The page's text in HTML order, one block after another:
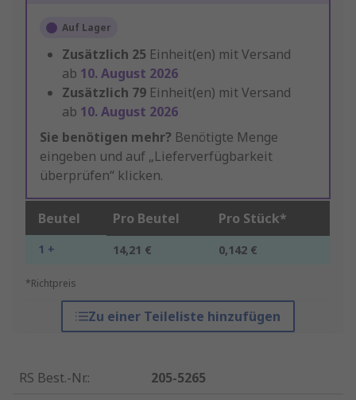
Auf Lager
Zusätzlich 25 Einheit(en) mit Versand
ab 10. August 2026
Zusätzlich 79 Einheit(en) mit Versand
ab 10. August 2026
Sie benötigen mehr? Benötigte Menge
eingeben und auf „Lieferverfügbarkeit
überprüfen“ klicken.
Beutel Pro Beutel Pro Stück*
1 + 14,21 € 0,142 €
*Richtpreis
Zu einer Teileliste hinzufügen
RS Best.-Nr.:
205-5265